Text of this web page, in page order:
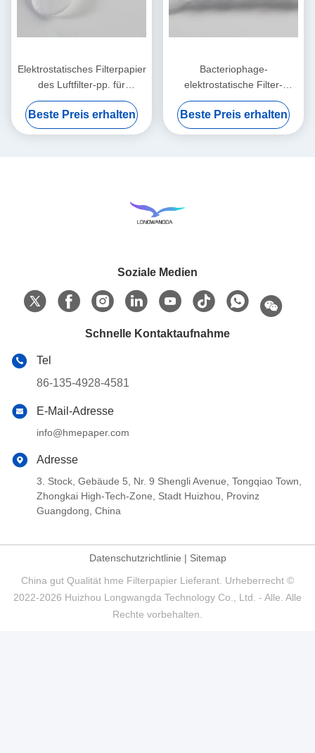
Elektrostatisches Filterpapier
des Luftfilter-pp. für
HME/HMEF
Beste Preis erhalten
Bacteriophage-
elektrostatische Filter-
Baumwollrunde HME HMEF
Beste Preis erhalten
Soziale Medien
Schnelle Kontaktaufnahme
Tel
86-135-4928-4581
E-Mail-Adresse
info@hmepaper.com
Adresse
3. Stock, Gebäude 5, Nr. 9 Shengli Avenue, Tongqiao Town,
Zhongkai High-Tech-Zone, Stadt Huizhou, Provinz
Guangdong, China
Datenschutzrichtlinie | Sitemap
China gut Qualität hme Filterpapier Lieferant. Urheberrecht ©
2022-2026 Huizhou Longwangda Technology Co., Ltd. - Alle. Alle
Rechte vorbehalten.